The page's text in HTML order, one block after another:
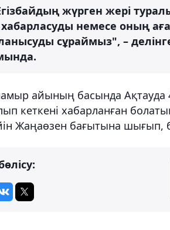
жүрген жері
хабарласуды немесе оның
сұраймыз", –
айының басында Ақтауда
кеткені хабарланған
Жаңаөзен бағытына